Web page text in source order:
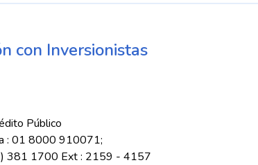
con Inversionistas
Público
: 01 8000 910071;
381 1700 Ext : 2159 - 4157